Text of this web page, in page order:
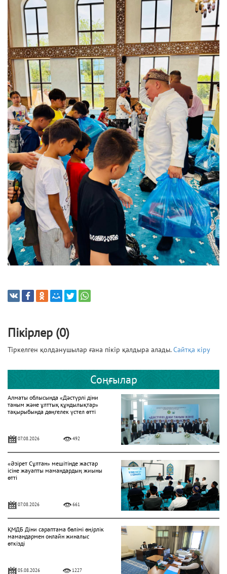
Пікірлер (0)
Тіркелген қолданушылар ғана пікір қалдыра алады.Сайтқа кіру
Соңғылар
Алматы облысында «Дәстүрлі діни
таным және ұлттық құндылықтар»
тақырыбында дөңгелек үстел өтті
07.08.2026 492
«Әзірет Сұлтан» мешітінде жастар
ісіне жауапты мамандардың жиыны
өтті
07.08.2026 661
ҚМДБ Діни сараптама бөлімі өңірлік
мамандармен онлайн жиналыс
өткізді
05.08.2026 1227